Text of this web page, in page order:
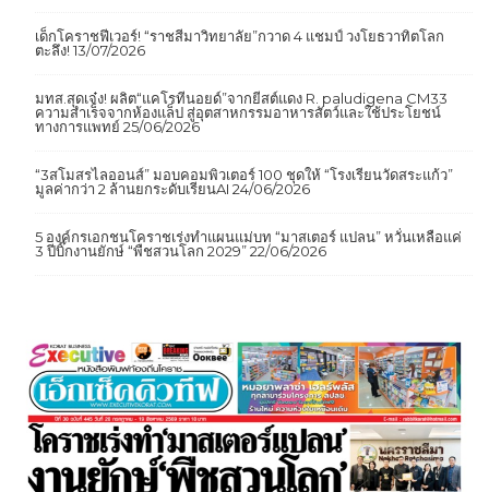
เด็กโคราชฟีเวอร์! “ราชสีมาวิทยาลัย”กวาด 4 แชมป์ วงโยธวาทิตโลก
ตะลึง! 13/07/2026
มทส.สุดเจ๋ง! ผลิต“แคโรทีนอยด์”จากยีสต์แดง R. paludigena CM33
ความสำเร็จจากห้องแล็ป สู่อุตสาหกรรมอาหารสัตว์และใช้ประโยชน์
ทางการแพทย์ 25/06/2026
“3สโมสรไลออนส์” มอบคอมพิวเตอร์ 100 ชุดให้ “โรงเรียนวัดสระแก้ว”
มูลค่ากว่า 2 ล้านยกระดับเรียนAI 24/06/2026
5 องค์กรเอกชนโคราชเร่งทำแผนแม่บท “มาสเตอร์ แปลน” หวั่นเหลือแค่
3 ปีบิ๊กงานยักษ์ “พืชสวนโลก 2029” 22/06/2026